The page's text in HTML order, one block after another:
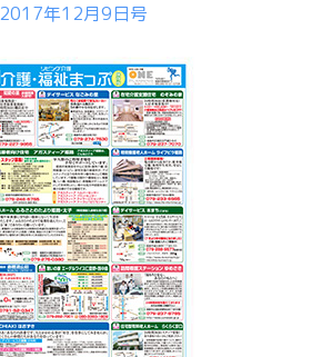
2017年12月9日号